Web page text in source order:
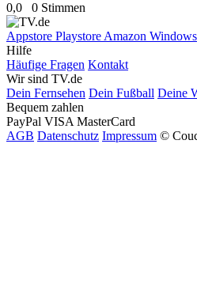
0,0 0 Stimmen
Appstore Playstore Amazon Windows
Hilfe
Häufige Fragen Kontakt
Wir sind TV.de
Dein Fernsehen Dein Fußball Deine
Bequem zahlen
PayPal VISA MasterCard
AGB Datenschutz Impressum ©